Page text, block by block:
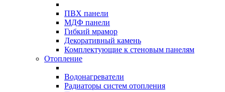
ПВХ панели
МДФ панели
Гибкий мрамор
Декоративный камень
Комплектующие к стеновым панелям
Отопление
Водонагреватели
Радиаторы систем отопления